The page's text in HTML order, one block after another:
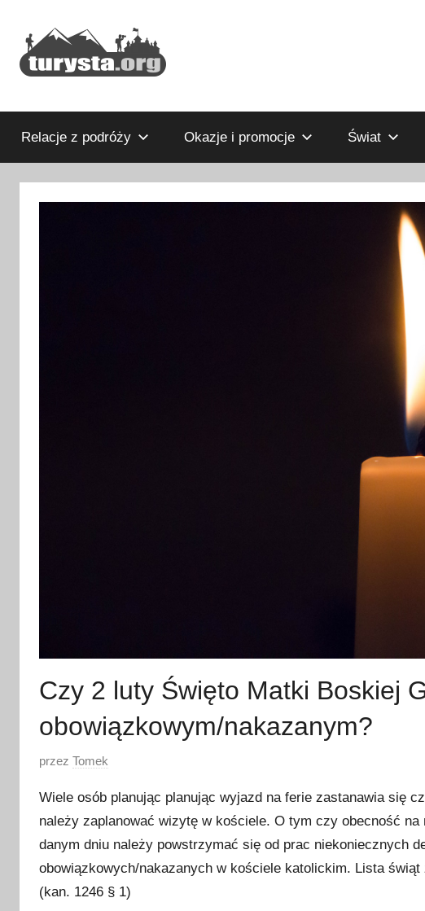
treści
Turysta.org
blog
podróżniczy
turystyczny
Relacje z podróży Okazje i promocje Świat
Czy 2 luty Święto Matki Boskiej
obowiązkowym/nakazanym?
O
u
b
l
i
k
przez Tomek
Wiele osób planując planując wyjazd na ferie zastanawia się
należy zaplanować wizytę w kościele. O tym czy obecność
danym dniu należy powstrzymać się od prac niekoniecznych
obowiązkowych/nakazanych w kościele katolickim. Lista
(kan. 1246 § 1)